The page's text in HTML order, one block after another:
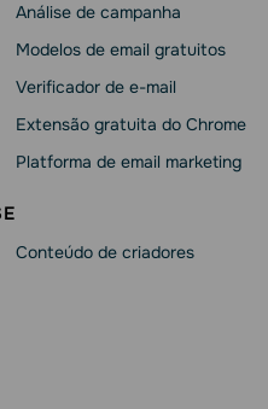
Análise de campanha
Modelos de email gratuitos
Verificador de e-mail
Extensão gratuita do Chrome
Platforma de email marketing
Conteúdo de criadores